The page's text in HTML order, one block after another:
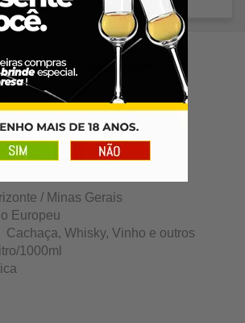
/ Minas Gerais
Europeu
Cachaça, Whisky, Vinho e outros
1000ml